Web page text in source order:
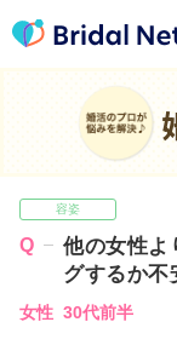
容姿
他の女性よ
グするか不
女性 30代前半